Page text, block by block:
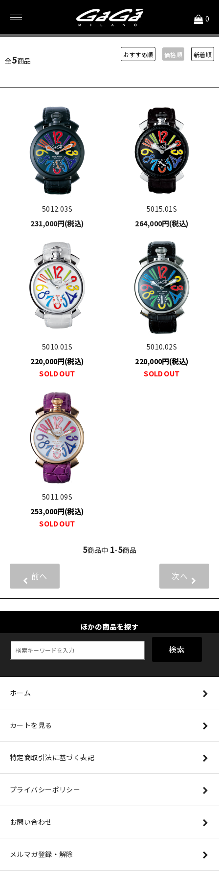
0
ケース径48mm
全5商品
おすすめ順 価格順 新着順
5012.03S
231,000円(税込)
5015.01S
264,000円(税込)
5010.01S
220,000円(税込)
SOLD OUT
5010.02S
220,000円(税込)
SOLD OUT
5011.09S
253,000円(税込)
SOLD OUT
5商品中 1-5商品
前へ 次へ
ほかの商品を探す
検索
ホーム
カートを見る
特定商取引法に基づく表記
プライバシーポリシー
お問い合わせ
メルマガ登録・解除